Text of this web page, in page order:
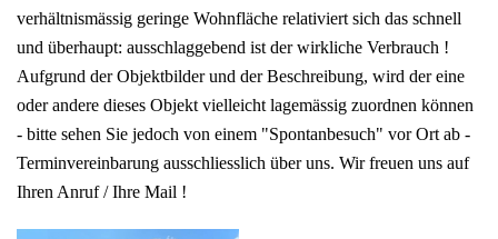
verhältnismässig geringe Wohnfläche relativiert sich das schnell
und überhaupt: ausschlaggebend ist der wirkliche Verbrauch !
Aufgrund der Objektbilder und der Beschreibung, wird der eine
oder andere dieses Objekt vielleicht lagemässig zuordnen können
- bitte sehen Sie jedoch von einem "Spontanbesuch" vor Ort ab -
Terminvereinbarung ausschliesslich über uns. Wir freuen uns auf
Ihren Anruf / Ihre Mail !